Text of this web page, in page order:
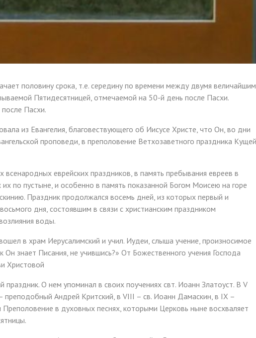
половину срока, т.е. середину по времени между двумя
Пятидесятницей, отмечаемой на 50-й день после Пасхи.
Пасхи.
из Евангелия, благовествующего об Иисусе Христе, что Он, во дни
проповеди, в преполовение Ветхозаветного праздника Кущей,
еврейских праздников, в память пребывания евреев в
по пустыне, и особенно в память показанной Богом Моисею на горе
Праздник продолжался восемь дней, из которых первый и
дня, состоявшим в связи с христианским праздником
воды.
в храм Иерусалимский и учил. Иудеи, слыша учение, произносимое
Он знает Писания, не учившись?» От Божественного учения Господа
Христовой
праздник. О нем упоминал в своих поучениях свт. Иоанн Златоуст. В V
преподобный Андрей Критский, в VIII – св. Иоанн Дамаскин, в IX –
в духовных песнях, которыми Церковь ныне восхваляет